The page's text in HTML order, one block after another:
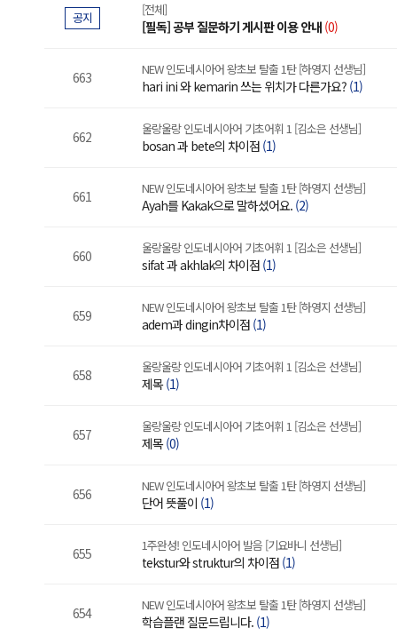
공지 [전체]
[필독] 공부 질문하기 게시판 이용 안내 (0)
663 NEW 인도네시아어 왕초보 탈출 1탄 [하영지 선생님]
hari ini 와 kemarin 쓰는 위치가 다른가요? (1)
662 울랑울랑 인도네시아어 기초어휘 1 [김소은 선생님]
bosan 과 bete의 차이점 (1)
661 NEW 인도네시아어 왕초보 탈출 1탄 [하영지 선생님]
Ayah를 Kakak으로 말하셨어요. (2)
660 울랑울랑 인도네시아어 기초어휘 1 [김소은 선생님]
sifat 과 akhlak의 차이점 (1)
659 NEW 인도네시아어 왕초보 탈출 1탄 [하영지 선생님]
adem과 dingin차이점 (1)
658 울랑울랑 인도네시아어 기초어휘 1 [김소은 선생님]
제목(1)
657 울랑울랑 인도네시아어 기초어휘 1 [김소은 선생님]
제목(0)
656 NEW 인도네시아어 왕초보 탈출 1탄 [하영지 선생님]
단어 뜻풀이 (1)
655 1주완성! 인도네시아어 발음 [기요바니 선생님]
tekstur와 struktur의 차이점 (1)
654 NEW 인도네시아어 왕초보 탈출 1탄 [하영지 선생님]
학습플랜 질문드립니다. (1)